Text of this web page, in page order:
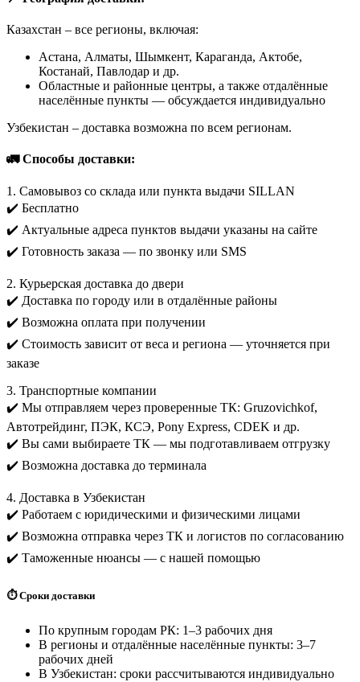
Казахстан – все регионы, включая:
Астана, Алматы, Шымкент, Караганда, Актобе,
Костанай, Павлодар и др.
Областные и районные центры, а также отдалённые
населённые пункты — обсуждается индивидуально
Узбекистан – доставка возможна по всем регионам.
🚛 Способы доставки:
1. Самовывоз со склада или пункта выдачи SILLAN
✔️ Бесплатно
✔️ Актуальные адреса пунктов выдачи указаны на сайте
✔️ Готовность заказа — по звонку или SMS
2. Курьерская доставка до двери
✔️ Доставка по городу или в отдалённые районы
✔️ Возможна оплата при получении
✔️ Стоимость зависит от веса и региона — уточняется при
заказе
3. Транспортные компании
✔️ Мы отправляем через проверенные ТК: Gruzovichkof,
Автотрейдинг, ПЭК, КСЭ, Pony Express, CDEK и др.
✔️ Вы сами выбираете ТК — мы подготавливаем отгрузку
✔️ Возможна доставка до терминала
4. Доставка в Узбекистан
✔️ Работаем с юридическими и физическими лицами
✔️ Возможна отправка через ТК и логистов по согласованию
✔️ Таможенные нюансы — с нашей помощью
⏱️ Сроки доставки
По крупным городам РК: 1–3 рабочих дня
В регионы и отдалённые населённые пункты: 3–7
рабочих дней
В Узбекистан: сроки рассчитываются индивидуально